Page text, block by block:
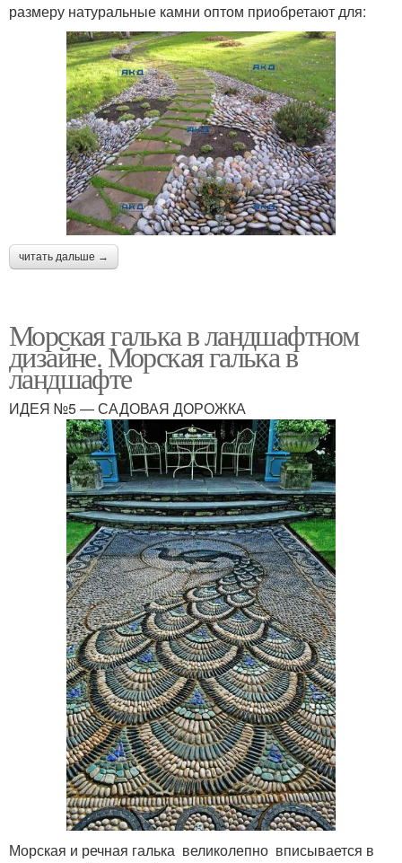
размеру натуральные камни оптом приобретают для:
читать дальше →
Морская галька в ландшафтном
дизайне. Морская галька в
ландшафте
ИДЕЯ №5 — САДОВАЯ ДОРОЖКА
Морская и речная галька великолепно вписывается в